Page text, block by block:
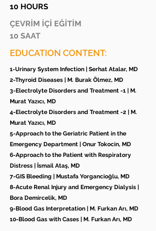
10 HOURS
ÇEVRİM İÇİ EĞİTİM
10 SAAT
EDUCATION CONTENT:
1-Urinary System Infection | Serhat Atalar, MD
2-Thyroid Diseases | M. Burak Ölmez, MD
3-Electrolyte Disorders and Treatment -1 | M.
Murat Yazıcı, MD
4-Electrolyte Disorders and Treatment -2 | M.
Murat Yazıcı, MD
5-Approach to the Geriatric Patient in the
Emergency Department | Onur Tokocin, MD
6-Approach to the Patient with Respiratory
Distress | İsmail Ataş, MD
7-GIS Bleeding | Mustafa Yorgancioğlu, MD
8-Acute Renal Injury and Emergency Dialysis |
Bora Demircelik, MD
9-Blood Gas Interpretation | M. Furkan Arı, MD
10-Blood Gas with Cases | M. Furkan Arı, MD